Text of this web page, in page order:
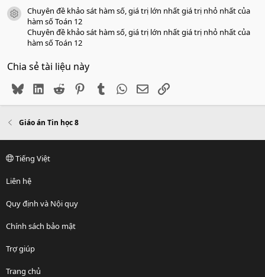
icon tài liệu
Chuyên đề khảo sát hàm số, giá trị lớn nhất giá trị nhỏ nhất của
hàm số Toán 12
Chuyên đề khảo sát hàm số, giá trị lớn nhất giá trị nhỏ nhất của
hàm số Toán 12
Chia sẻ tài liệu này
BlueskyLinkedIn
Reddit PinterestTumblr WhatsApp
EmailLink
Giáo án Tin học 8
Tiếng Việt
Liên hệ
Quy định và Nội quy
Chính sách bảo mật
Trợ giúp
Trang chủ